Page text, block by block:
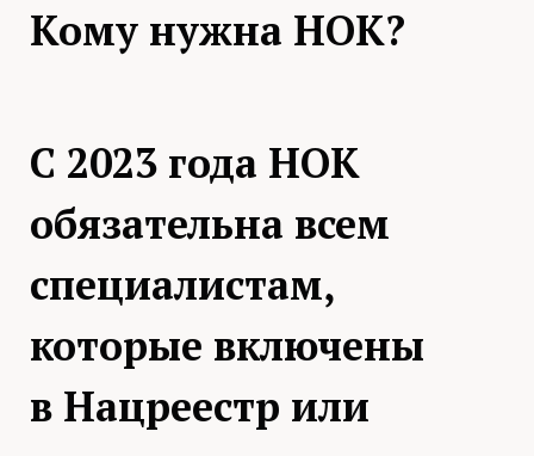
Кому нужна НОК?
С 2023 года НОК
обязательна всем
специалистам,
которые включены
в Нацреестр или